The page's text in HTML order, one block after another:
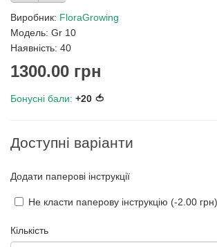
Виробник: FloraGrowing
Модель: Gr 10
Наявність: 40
1300.00 грн
Бонусні бали: +20 🍅
Доступні варіанти
Додати паперові інструкції
Не класти паперову інструкцію (-2.00 грн)
Кількість